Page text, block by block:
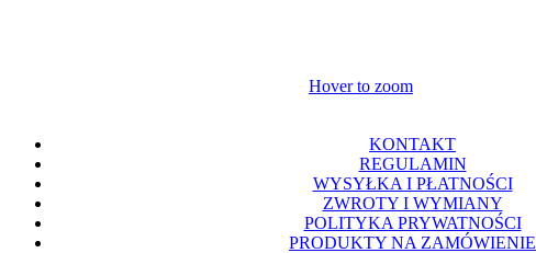
Hover to zoom
KONTAKT
REGULAMIN
WYSYŁKA I PŁATNOŚCI
ZWROTY I WYMIANY
POLITYKA PRYWATNOŚCI
PRODUKTY NA ZAMÓWIENIE